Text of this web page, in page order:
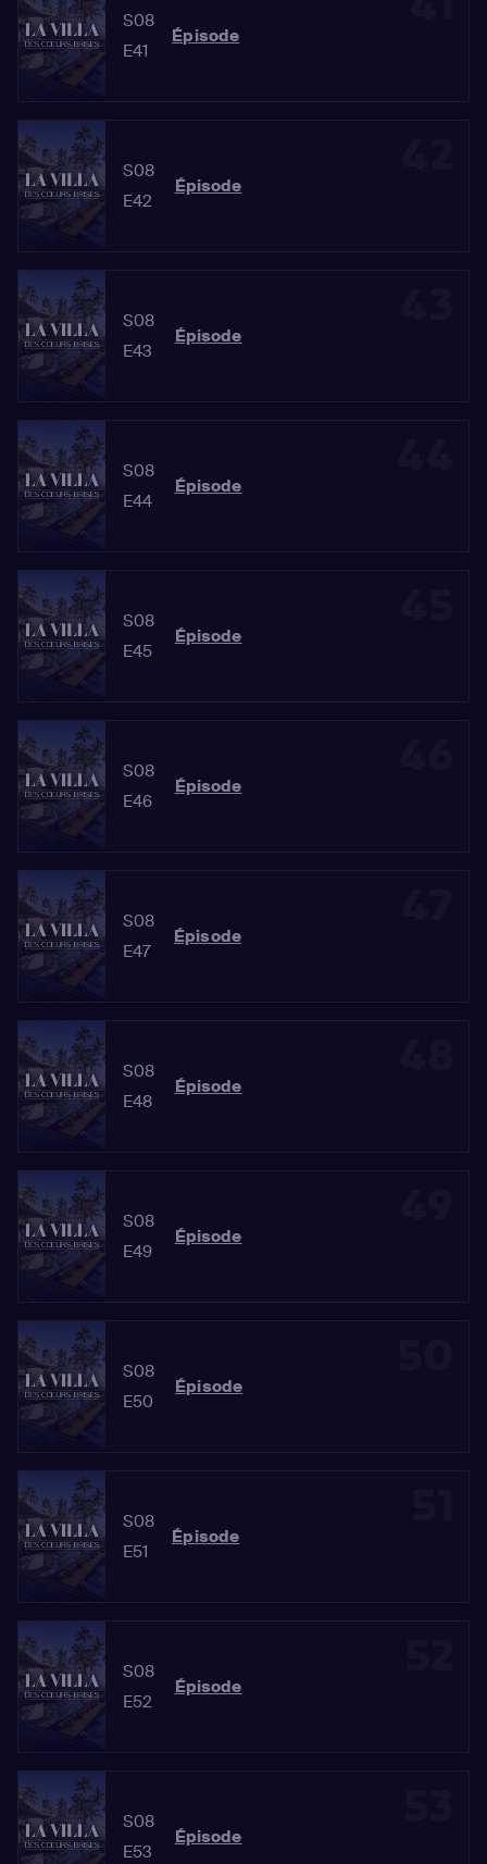
S08
E41
Épisode
S08
E42
Épisode
S08
E43
Épisode
S08
E44
Épisode
S08
E45
Épisode
S08
E46
Épisode
S08
E47
Épisode
S08
E48
Épisode
S08
E49
Épisode
S08
E50
Épisode
S08
E51
Épisode
S08
E52
Épisode
S08
E53
Épisode